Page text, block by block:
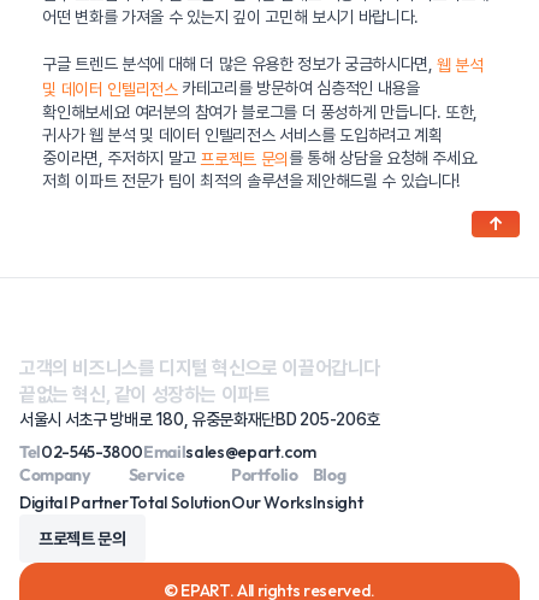
어떤 변화를 가져올 수 있는지 깊이 고민해 보시기 바랍니다.
구글 트렌드 분석에 대해 더 많은 유용한 정보가 궁금하시다면,웹 분석
및 데이터 인텔리전스카테고리를 방문하여 심층적인 내용을
확인해보세요! 여러분의 참여가 블로그를 더 풍성하게 만듭니다. 또한,
귀사가 웹 분석 및 데이터 인텔리전스 서비스를 도입하려고 계획
중이라면, 주저하지 말고 프로젝트 문의를 통해 상담을 요청해 주세요.
저희 이파트 전문가 팀이 최적의 솔루션을 제안해드릴 수 있습니다!
고객의 비즈니스를 디지털 혁신으로 이끌어갑니다
끝없는 혁신, 같이 성장하는 이파트
서울시 서초구 방배로 180, 유중문화재단BD 205-206호
Tel02-545-3800Emailsales@epart.com
Company
Digital Partner
Service
Total Solution
Portfolio
Our Works
Blog
Insight
프로젝트 문의
© EPART. All rights reserved.
↑